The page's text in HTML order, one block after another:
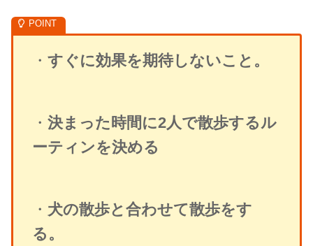
・ すぐに効果を期待しないこと。
・ 決まった時間に2人で散歩するル
ーティンを決める
・ 犬の散歩と合わせて散歩をす
る。